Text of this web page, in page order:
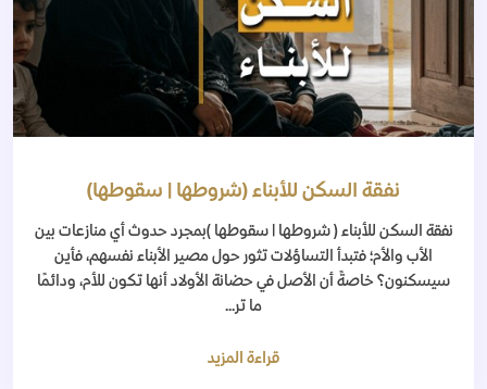
نفقة السكن للأبناء (شروطها | سقوطها)
نفقة السكن للأبناء ( شروطها | سقوطها )بمجرد حدوث أي منازعات بين
الأب والأم؛ فتبدأ التساؤلات تثور حول مصير الأبناء نفسهم، فأين
سيسكنون؟ خاصةً أن الأصل في حضانة الأولاد أنها تكون للأم، ودائمًا
ما تر...
قراءة المزيد